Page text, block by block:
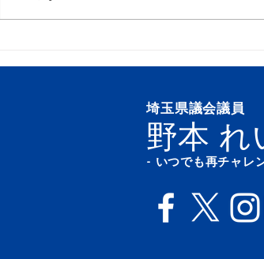
野本 れ
- いつでも再チャレ
埼玉県議会議員